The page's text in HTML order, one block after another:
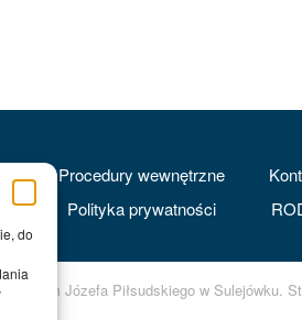
do
Procedury wewnętrzne
Polityka prywatności
Józefa Piłsudskiego w Sulejówku.